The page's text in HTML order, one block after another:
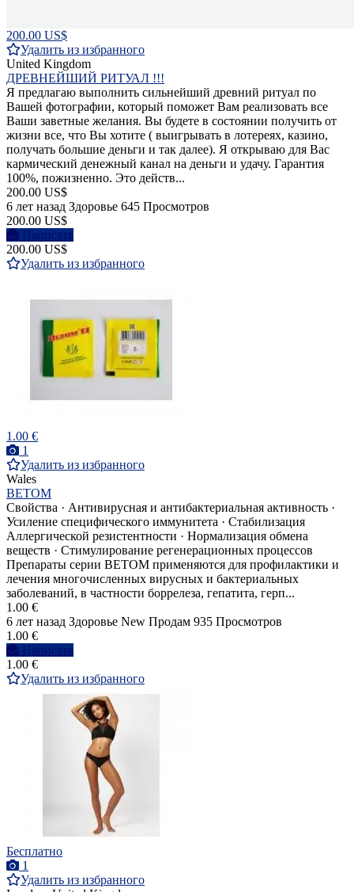
200.00 US$
Удалить из избранного
United Kingdom
ДРЕВНЕЙШИЙ РИТУАЛ !!!
Я предлагаю выполнить сильнейший древний ритуал по
Вашей фотографии, который поможет Вам реализовать все
Ваши заветные желания. Вы будете в состоянии получить от
жизни все, что Вы хотите ( выигрывать в лотереях, казино,
получать большие деньги и так далее). Я открываю для Вас
кармический денежный канал на деньги и удачу. Гарантия
100%, пожизненно. Это действ...
200.00 US$
6 лет назад Здоровье 645 Просмотров
200.00 US$
Написать
200.00 US$
Удалить из избранного
1.00 €
1
Удалить из избранного
Wales
ВЕТОМ
Свойства · Антивирусная и антибактериальная активность ·
Усиление специфического иммунитета · Стабилизация
Аллергической резистентности · Нормализация обмена
веществ · Стимулирование регенерационных процессов
Препараты серии ВЕТОМ применяются для профилактики и
лечения многочисленных вирусных и бактериальных
заболеваний, в частности боррелеза, гепатита, герп...
1.00 €
6 лет назад Здоровье New Продам 935 Просмотров
1.00 €
Написать
1.00 €
Удалить из избранного
Бесплатно
1
Удалить из избранного